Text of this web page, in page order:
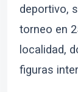
deportivo,
torneo en
localidad,
figuras